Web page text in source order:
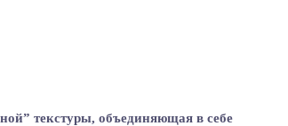
текстуры, объединяющая в себе